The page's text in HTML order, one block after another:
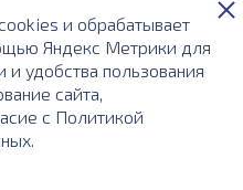
информационный
публичной офертой,
(2) Гражданского кодекса РФ.
и обрабатывает
Яндекс Метрики для
удобства пользования
сайта,
с Политикой
.